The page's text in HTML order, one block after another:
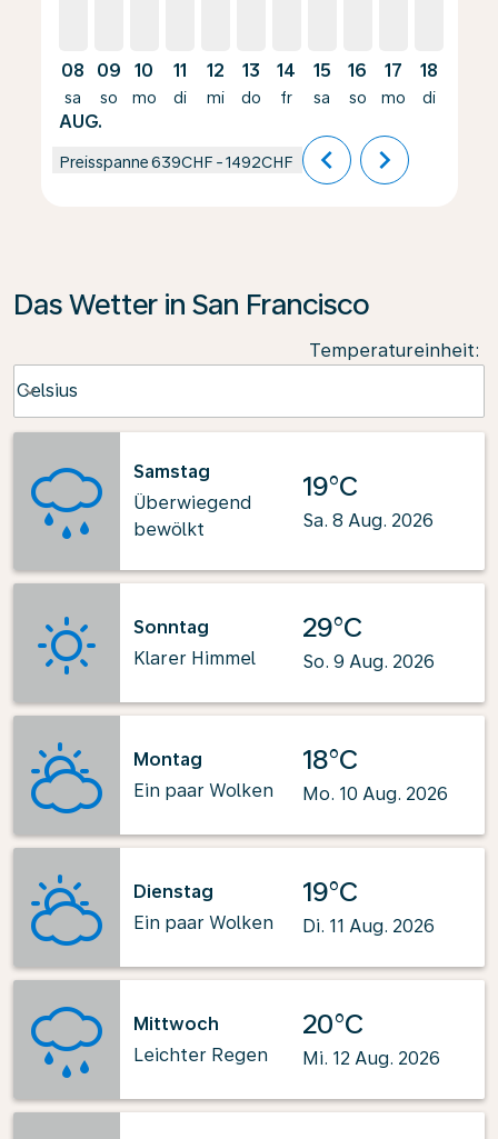
08
sa
AUG.
09
so
10
mo
11
di
12
mi
13
do
14
fr
15
sa
16
so
17
mo
18
di
Preisspanne639CHF -1492CHF chevron_left chevron_right
Das Wetter in San Francisco
Temperatureinheit:
Celsius
keyboard_arrow_down
Samstag
Überwiegend
bewölkt
19°C
Sa. 8 Aug. 2026
Sonntag
Klarer Himmel
29°C
So. 9 Aug. 2026
Montag
Ein paar Wolken
18°C
Mo. 10 Aug. 2026
Dienstag
Ein paar Wolken
19°C
Di. 11 Aug. 2026
Mittwoch
Leichter Regen
20°C
Mi. 12 Aug. 2026